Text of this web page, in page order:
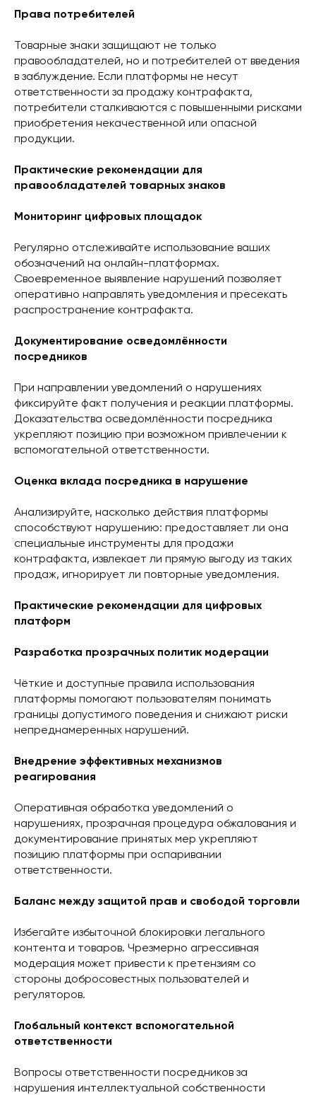
Права потребителей
Товарные знаки защищают не только
правообладателей, но и потребителей от введения
в заблуждение. Если платформы не несут
ответственности за продажу контрафакта,
потребители сталкиваются с повышенными рисками
приобретения некачественной или опасной
продукции.
Практические рекомендации для
правообладателей товарных знаков
Мониторинг цифровых площадок
Регулярно отслеживайте использование ваших
обозначений на онлайн-платформах.
Своевременное выявление нарушений позволяет
оперативно направлять уведомления и пресекать
распространение контрафакта.
Документирование осведомлённости
посредников
При направлении уведомлений о нарушениях
фиксируйте факт получения и реакции платформы.
Доказательства осведомлённости посредника
укрепляют позицию при возможном привлечении к
вспомогательной ответственности.
Оценка вклада посредника в нарушение
Анализируйте, насколько действия платформы
способствуют нарушению: предоставляет ли она
специальные инструменты для продажи
контрафакта, извлекает ли прямую выгоду из таких
продаж, игнорирует ли повторные уведомления.
Практические рекомендации для цифровых
платформ
Разработка прозрачных политик модерации
Чёткие и доступные правила использования
платформы помогают пользователям понимать
границы допустимого поведения и снижают риски
непреднамеренных нарушений.
Внедрение эффективных механизмов
реагирования
Оперативная обработка уведомлений о
нарушениях, прозрачная процедура обжалования и
документирование принятых мер укрепляют
позицию платформы при оспаривании
ответственности.
Баланс между защитой прав и свободой торговли
Избегайте избыточной блокировки легального
контента и товаров. Чрезмерно агрессивная
модерация может привести к претензиям со
стороны добросовестных пользователей и
регуляторов.
Глобальный контекст вспомогательной
ответственности
Вопросы ответственности посредников за
нарушения интеллектуальной собственности